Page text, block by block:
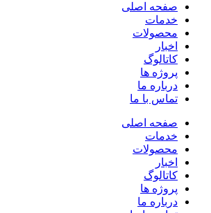
صفحه اصلی
خدمات
محصولات
اخبار
کاتالوگ
پروژه ها
درباره ما
تماس با ما
صفحه اصلی
خدمات
محصولات
اخبار
کاتالوگ
پروژه ها
درباره ما